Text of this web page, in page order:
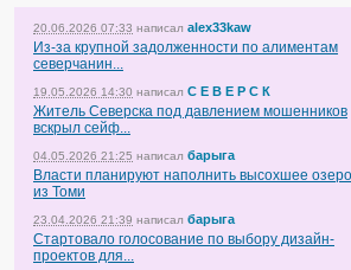
20.06.2026 07:33 написал alex33kaw
Из-за крупной задолженности по алиментам
северчанин...
19.05.2026 14:30 написал С Е В Е Р С К
Житель Северска под давлением мошенников
вскрыл сейф...
04.05.2026 21:25 написал барыга
Власти планируют наполнить высохшее озеро
из Томи
23.04.2026 21:39 написал барыга
Стартовало голосование по выбору дизайн-
проектов для...